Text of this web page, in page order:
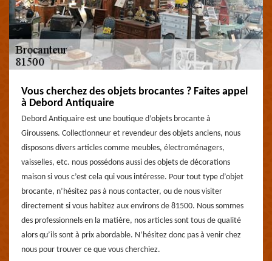
Vous cherchez des objets brocantes ? Faites appel
à Debord Antiquaire
Debord Antiquaire est une boutique d’objets brocante à
Giroussens. Collectionneur et revendeur des objets anciens, nous
disposons divers articles comme meubles, électroménagers,
vaisselles, etc. nous possédons aussi des objets de décorations
maison si vous c’est cela qui vous intéresse. Pour tout type d’objet
brocante, n’hésitez pas à nous contacter, ou de nous visiter
directement si vous habitez aux environs de 81500. Nous sommes
des professionnels en la matière, nos articles sont tous de qualité
alors qu’ils sont à prix abordable. N’hésitez donc pas à venir chez
nous pour trouver ce que vous cherchiez.